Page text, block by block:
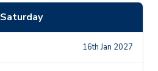
Saturday
16th Jan 2027